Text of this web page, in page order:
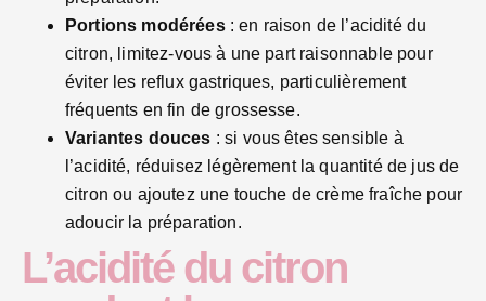
Portions modérées: en raison de l’acidité du
citron, limitez-vous à une part raisonnable pour
éviter les reflux gastriques, particulièrement
fréquents en fin de grossesse.
Variantes douces : si vous êtes sensible à
l’acidité, réduisez légèrement la quantité de jus de
citron ou ajoutez une touche de crème fraîche pour
adoucir la préparation.
L’acidité du citron